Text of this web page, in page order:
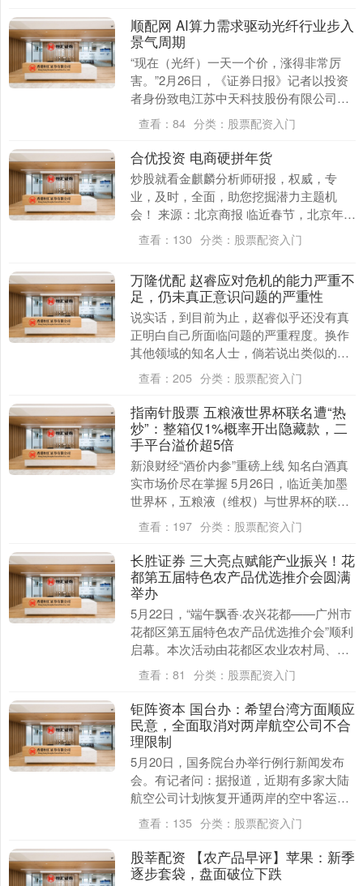
顺配网 AI算力需求驱动光纤行业步入
景气周期
“现在（光纤）一天一个价，涨得非常厉
害。”2月26日，《证券日报》记者以投资
者身份致电江苏中天科技股份有限公司，
该公司工作人员表示，近期光纤市场确实
出现明显涨价....
查看： 84 分类： 股票配资入门
合优投资 电商硬拼年货
炒股就看金麒麟分析师研报，权威，专
业，及时，全面，助您挖掘潜力主题机
会！ 来源：北京商报 临近春节，北京年味
消费愈发浓厚。2月9日，北京商报记者走
访多家快递网点....
查看： 130 分类： 股票配资入门
万隆优配 赵睿应对危机的能力严重不
足，仍未真正意识问题的严重性
说实话，到目前为止，赵睿似乎还没有真
正明白自己所面临问题的严重程度。换作
其他领域的知名人士，倘若说出类似的
话，很可能立刻就会被行业封杀，今后再
也难有起色，因为这....
查看： 205 分类： 股票配资入门
指南针股票 五粮液世界杯联名遭“热
炒”：整箱仅1%概率开出隐藏款，二
手平台溢价超5倍
新浪财经“酒价内参”重磅上线 知名白酒真
实市场价尽在掌握 5月26日，临近美加墨
世界杯，五粮液（维权）与世界杯的联名
盲盒遭到“热炒”。 据五粮液官方旗舰店显
示，....
查看： 197 分类： 股票配资入门
长胜证券 三大亮点赋能产业振兴！花
都第五届特色农产品优选推介会圆满
举办
5月22日，“端午飘香·农兴花都——广州市
花都区第五届特色农产品优选推介会”顺利
启幕。本次活动由花都区农业农村局、花
都区总工会指导，花都区农产品产业协会
主办，创....
查看： 81 分类： 股票配资入门
钜阵资本 国台办：希望台湾方面顺应
民意，全面取消对两岸航空公司不合
理限制
5月20日，国务院台办举行例行新闻发布
会。有记者问：据报道，近期有多家大陆
航空公司计划恢复开通两岸的空中客运直
航航线，请问发言人对此有何评价？ 发言
人朱凤莲表示....
查看： 135 分类： 股票配资入门
股莘配资 【农产品早评】苹果：新季
逐步套袋，盘面破位下跌